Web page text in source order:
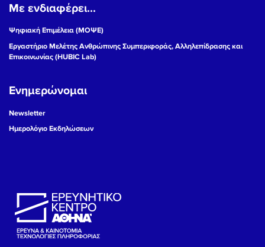
Με ενδιαφέρει...
Ψηφιακή Επιμέλεια (ΜΟΨΕ)
Εργαστήριο Μελέτης Ανθρώπινης Συμπεριφοράς, Αλληλεπίδρασης και
Επικοινωνίας (HUBIC Lab)
Ενημερώνομαι
Newsletter
Ημερολόγιο Εκδηλώσεων